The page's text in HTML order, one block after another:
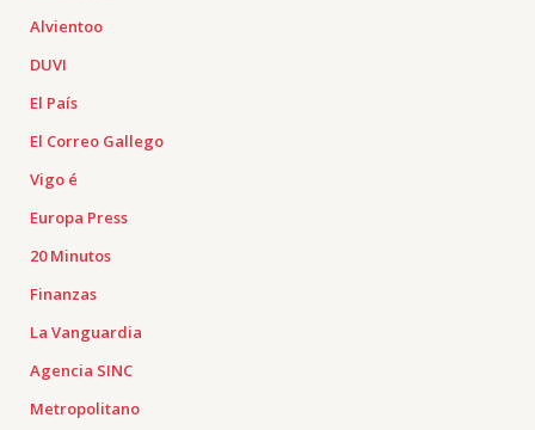
Alvientoo
DUVI
El País
El Correo Gallego
Vigo é
Europa Press
20 Minutos
Finanzas
La Vanguardia
Agencia SINC
Metropolitano